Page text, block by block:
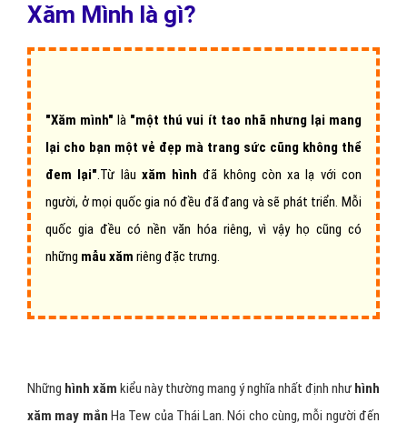
Xăm Mình là gì?
"Xăm mình" là "một thú vui ít tao nhã nhưng lại mang
lại cho bạn một vẻ đẹp mà trang sức cũng không thể
đem lại".Từ lâu xăm hình đã không còn xa lạ với con
người, ở mọi quốc gia nó đều đã đang và sẽ phát triển. Mỗi
quốc gia đều có nền văn hóa riêng, vì vậy họ cũng có
những mẫu xăm riêng đặc trưng.
Những hình xăm kiểu này thường mang ý nghĩa nhất định như hình
xăm may mắn Ha Tew của Thái Lan. Nói cho cùng, mỗi người đến